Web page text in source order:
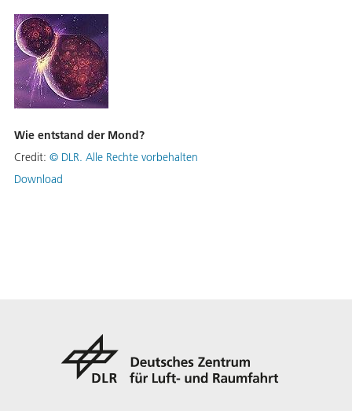
Wie entstand der Mond?
Credit: © DLR. Alle Rechte vorbehalten
Download